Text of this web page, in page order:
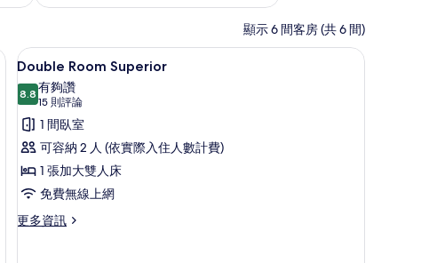
顯示 6 間客房 (共 6 間)
/熨衣板、免費無線上網、獨特裝潢
顯
示
Double
Room
Superior
的
所
有
Double Room Superior | 遮光布/窗簾、熨斗/
14
Double Room Superior
8.88.8 分，滿分 10 分
有夠讚
15 則評論
(15
則
評
論)
1 間臥室
可容納 2 人 (依實際入住人數計費)
1 張加大雙人床
免費無線上網
更多資訊
更